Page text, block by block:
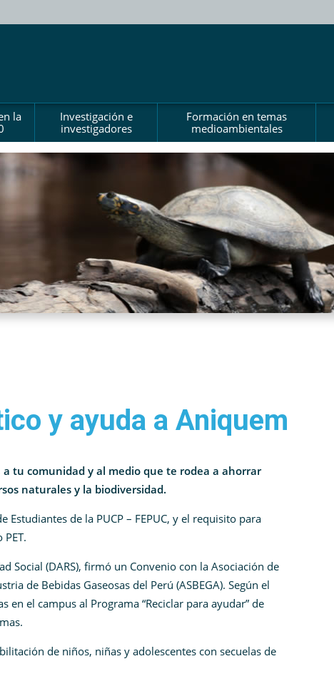
la
Investigación e
investigadores
Formación en temas
medioambientales
y ayuda a Aniquem
tu comunidad y al medio que te rodea a ahorrar
naturales y la biodiversidad.
de la PUCP – FEPUC, y el requisito para
Social (DARS), firmó un Convenio con la Asociación de
de Bebidas Gaseosas del Perú (ASBEGA). Según el
en el campus al Programa “Reciclar para ayudar” de
de niños, niñas y adolescentes con secuelas de